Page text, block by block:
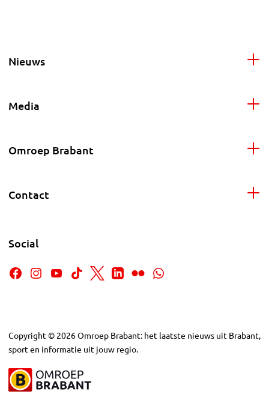
Nieuws
Media
Omroep Brabant
Contact
Social
Copyright © 2026Omroep Brabant: het laatste nieuws uit Brabant,
sport en informatie uit jouw regio.